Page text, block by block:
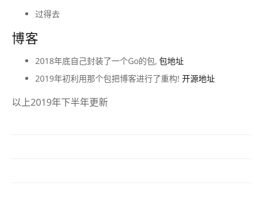
过得去
博客
2018年底自己封装了一个Go的包, 包地址
2019年初利用那个包把博客进行了重构! 开源地址
以上2019年下半年更新